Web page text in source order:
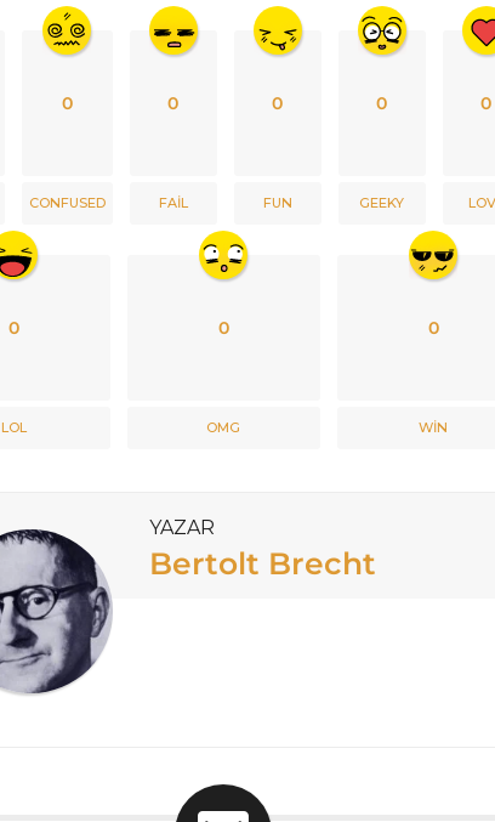
0
CONFUSED
0
FAIL
0
FUN
0
GEEKY
0
0
LOL
0
OMG
0
WIN
YAZAR
Bertolt Brecht